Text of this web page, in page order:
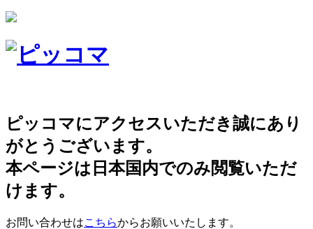
ピッコマにアクセスいただき誠にあり
がとうございます。
本ページは日本国内でのみ閲覧いただ
けます。
お問い合わせはこちらからお願いいたします。